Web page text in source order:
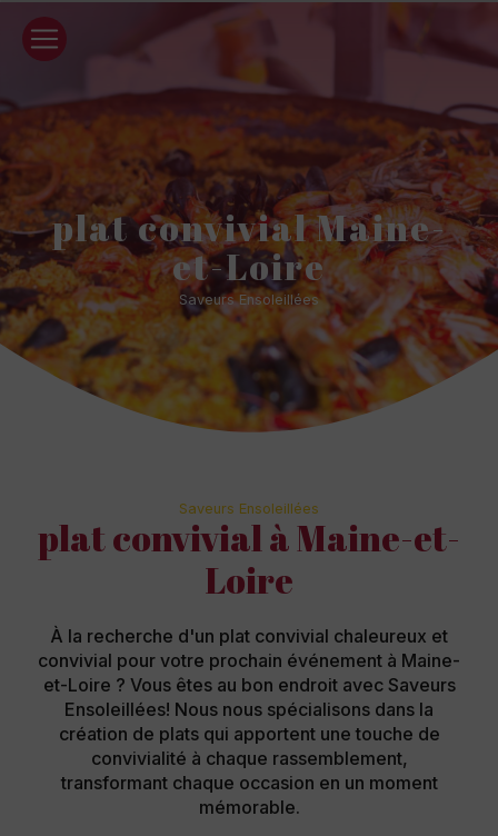
plat convivial Maine-
et-Loire
Saveurs Ensoleillées
Saveurs Ensoleillées
plat convivial à Maine-et-
Loire
À la recherche d'un plat convivial chaleureux et
convivial pour votre prochain événement à Maine-
et-Loire ? Vous êtes au bon endroit avec Saveurs
Ensoleillées! Nous nous spécialisons dans la
création de plats qui apportent une touche de
convivialité à chaque rassemblement,
transformant chaque occasion en un moment
mémorable.
Panneau de gestion des cookies